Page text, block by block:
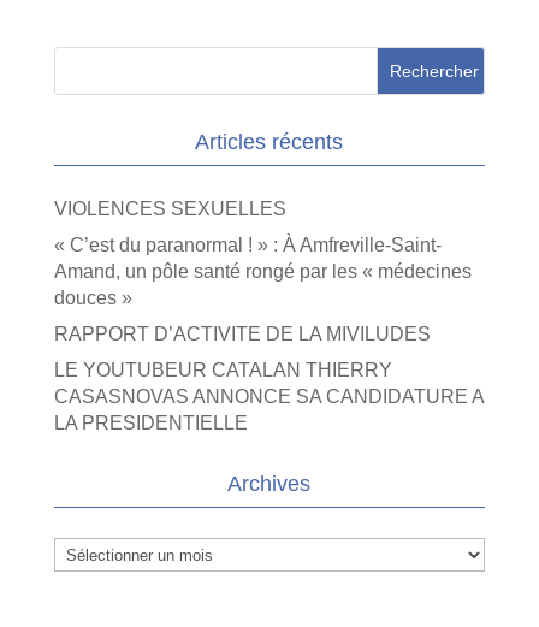
Articles récents
VIOLENCES SEXUELLES
« C’est du paranormal ! » : À Amfreville-Saint-
Amand, un pôle santé rongé par les « médecines
douces »
RAPPORT D’ACTIVITE DE LA MIVILUDES
LE YOUTUBEUR CATALAN THIERRY
CASASNOVAS ANNONCE SA CANDIDATURE A
LA PRESIDENTIELLE
Archives
Archives